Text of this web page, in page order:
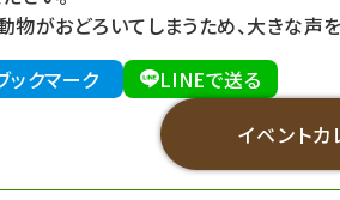
がおどろいてしまうため、大きな声
ックマーク
LINEで送る
イベント